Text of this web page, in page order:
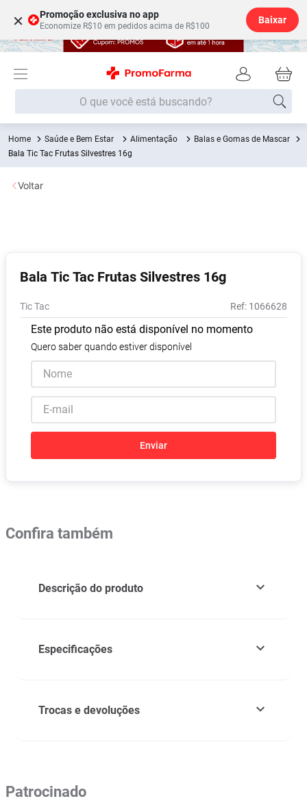
× Promoção exclusiva no app
Economize R$10 em pedidos acima de R$100
Baixar
O que você está buscando?
Saúde e Bem Estar Alimentação
Balas e Gomas de Mascar
Bala Tic Tac Frutas Silvestres 16g
Bala Tic Tac Frutas Silvestres 16g
Tic Tac : 1066628
Este produto não está disponível no momento
Quero saber quando estiver disponível
Enviar
Voltar
Confira também
Descrição do produto
Especificações
Trocas e devoluções
Patrocinado
Termos mais buscados
1º Fralda
2
6º Desodorante
7º
8 Absorvente
9º Pampers Confort Sec
10 º